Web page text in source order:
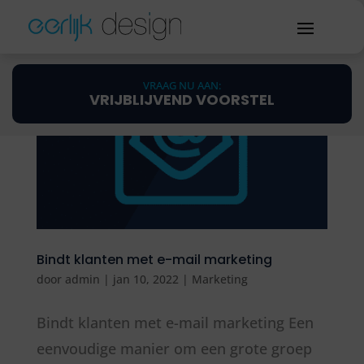
VRAAG NU AAN:
VRIJBLIJVEND VOORSTEL
Bindt klanten met e-mail marketing
door admin | jan 10, 2022 | Marketing
Bindt klanten met e-mail marketing Een
eenvoudige manier om een grote groep